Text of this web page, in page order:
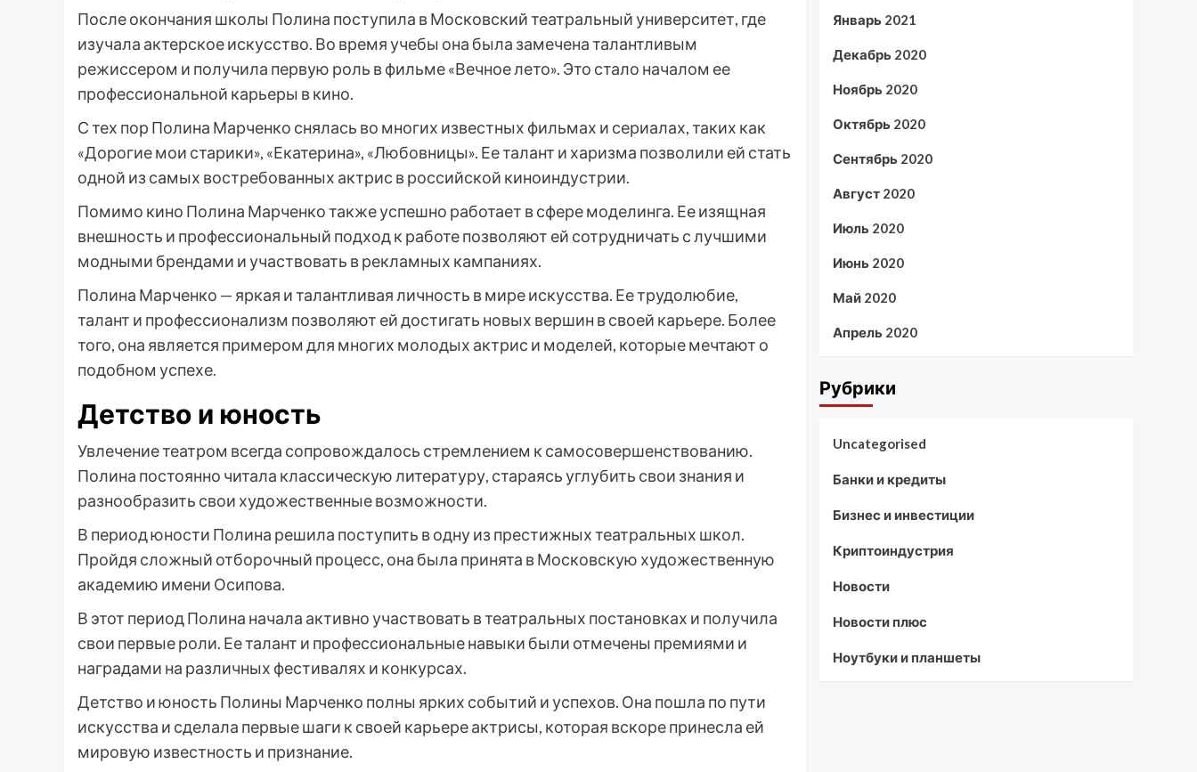
После окончания школы Полина поступила в Московский театральный университет, где
изучала актерское искусство. Во время учебы она была замечена талантливым
режиссером и получила первую роль в фильме «Вечное лето». Это стало началом ее
профессиональной карьеры в кино.
С тех пор Полина Марченко снялась во многих известных фильмах и сериалах, таких как
«Дорогие мои старики», «Екатерина», «Любовницы». Ее талант и харизма позволили ей стать
одной из самых востребованных актрис в российской киноиндустрии.
Помимо кино Полина Марченко также успешно работает в сфере моделинга. Ее изящная
внешность и профессиональный подход к работе позволяют ей сотрудничать с лучшими
модными брендами и участвовать в рекламных кампаниях.
Полина Марченко — яркая и талантливая личность в мире искусства. Ее трудолюбие,
талант и профессионализм позволяют ей достигать новых вершин в своей карьере. Более
того, она является примером для многих молодых актрис и моделей, которые мечтают о
подобном успехе.
Детство и юность
Увлечение театром всегда сопровождалось стремлением к самосовершенствованию.
Полина постоянно читала классическую литературу, стараясь углубить свои знания и
разнообразить свои художественные возможности.
В период юности Полина решила поступить в одну из престижных театральных школ.
Пройдя сложный отборочный процесс, она была принята в Московскую художественную
академию имени Осипова.
В этот период Полина начала активно участвовать в театральных постановках и получила
свои первые роли. Ее талант и профессиональные навыки были отмечены премиями и
наградами на различных фестивалях и конкурсах.
Детство и юность Полины Марченко полны ярких событий и успехов. Она пошла по пути
искусства и сделала первые шаги к своей карьере актрисы, которая вскоре принесла ей
мировую известность и признание.
Январь 2021
Декабрь 2020
Ноябрь 2020
Октябрь 2020
Сентябрь 2020
Август 2020
Июль 2020
Июнь 2020
Май 2020
Апрель 2020
Рубрики
Uncategorised
Банки и кредиты
Бизнес и инвестиции
Криптоиндустрия
Новости
Новости плюс
Ноутбуки и планшеты